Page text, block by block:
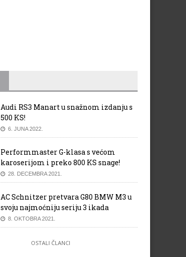
Audi RS3 Manart u snažnom izdanju s
500 KS!
6. JUNA 2022.
Performmaster G-klasa s većom
karoserijom i preko 800 KS snage!
28. DECEMBRA 2021.
AC Schnitzer pretvara G80 BMW M3 u
svoju najmoćniju seriju 3 ikada
8. OKTOBRA 2021.
OSTALI ČLANCI